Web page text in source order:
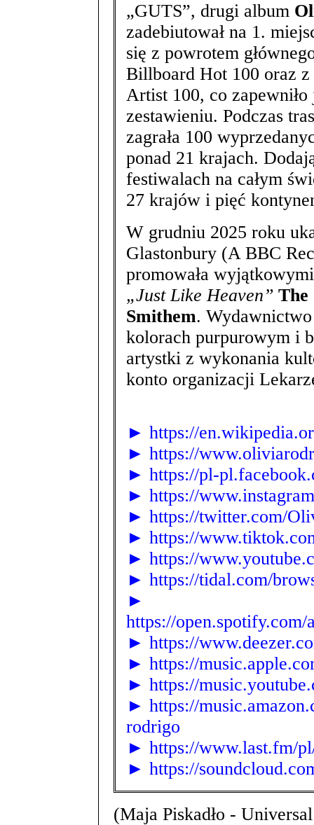
„GUTS”, drugi album
zadebiutował na 1.
się z powrotem
Billboard Hot 100 oraz
Artist 100, co
zestawieniu. Podczas
zagrała 100
ponad 21 krajach.
festiwalach na całym
27 krajów i pięć
W grudniu 2025 roku
Glastonbury (A BBC
promowała
„Just Like Heaven” The
Smithem.
kolorach purpurowym i
artystki z wykonania
konto organizacji
► https://
► https://
► https://pl-
► https://
► https://twitter.com/
► https://
► https://
► https://tidal.com/
►
https://
► https://
► https://
► https://
► https://
rodrigo
► https://www.last.fm/
► https://
(Maja Piskadło -